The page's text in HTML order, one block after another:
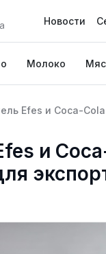
Новости
Молоко
Efes и Coca-
и